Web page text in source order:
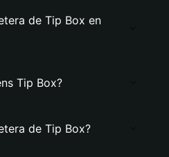
de Tip Box en
Tip Box?
de Tip Box?